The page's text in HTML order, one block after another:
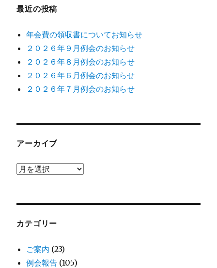
最近の投稿
年会費の領収書についてお知らせ
２０２６年９月例会のお知らせ
２０２６年８月例会のお知らせ
２０２６年６月例会のお知らせ
２０２６年７月例会のお知らせ
アーカイブ
ア
ブ
カテゴリー
ご案内 (23)
例会報告 (105)